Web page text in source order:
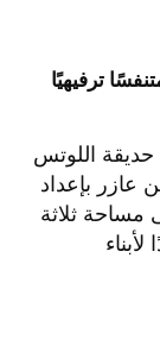
ترفيهيًا
اللوتس
عازر بإعداد
مساحة ثلاثة